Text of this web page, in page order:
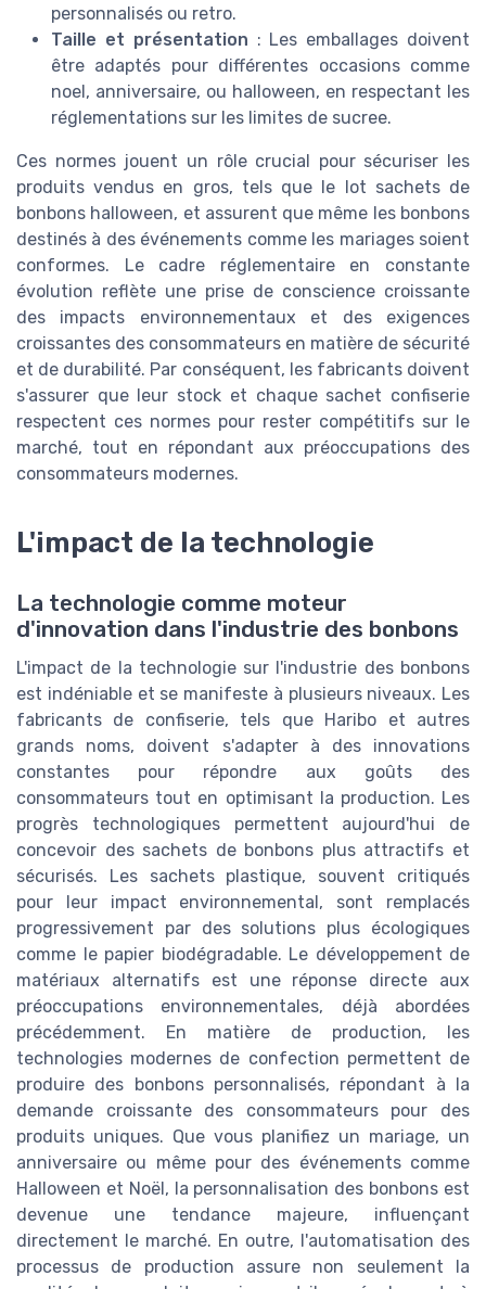
personnalisés ou retro.
Taille et présentation : Les emballages doivent
être adaptés pour différentes occasions comme
noel, anniversaire, ou halloween, en respectant les
réglementations sur les limites de sucree.
Ces normes jouent un rôle crucial pour sécuriser les
produits vendus en gros, tels que le lot sachets de
bonbons halloween, et assurent que même les bonbons
destinés à des événements comme les mariages soient
conformes. Le cadre réglementaire en constante
évolution reflète une prise de conscience croissante
des impacts environnementaux et des exigences
croissantes des consommateurs en matière de sécurité
et de durabilité. Par conséquent, les fabricants doivent
s'assurer que leur stock et chaque sachet confiserie
respectent ces normes pour rester compétitifs sur le
marché, tout en répondant aux préoccupations des
consommateurs modernes.
L'impact de la technologie
La technologie comme moteur
d'innovation dans l'industrie des bonbons
L'impact de la technologie sur l'industrie des bonbons
est indéniable et se manifeste à plusieurs niveaux. Les
fabricants de confiserie, tels que Haribo et autres
grands noms, doivent s'adapter à des innovations
constantes pour répondre aux goûts des
consommateurs tout en optimisant la production. Les
progrès technologiques permettent aujourd'hui de
concevoir des sachets de bonbons plus attractifs et
sécurisés. Les sachets plastique, souvent critiqués
pour leur impact environnemental, sont remplacés
progressivement par des solutions plus écologiques
comme le papier biodégradable. Le développement de
matériaux alternatifs est une réponse directe aux
préoccupations environnementales, déjà abordées
précédemment. En matière de production, les
technologies modernes de confection permettent de
produire des bonbons personnalisés, répondant à la
demande croissante des consommateurs pour des
produits uniques. Que vous planifiez un mariage, un
anniversaire ou même pour des événements comme
Halloween et Noël, la personnalisation des bonbons est
devenue une tendance majeure, influençant
directement le marché. En outre, l'automatisation des
processus de production assure non seulement la